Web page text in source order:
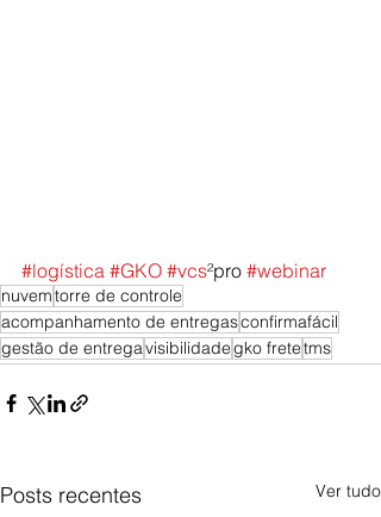
#logística #GKO #vcs²pro #webinar
nuvemtorre de controle
acompanhamento de entregasconfirmafácil
gestão de entregavisibilidadegko fretetms
Posts recentes Ver tudo